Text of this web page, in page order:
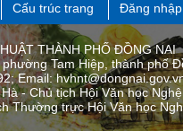
Cấu trúc trang Đăng nhập
THÀNH PHỐ ĐỒNG NAI
Tam Hiệp, thành phố
Email:
- Chủ tịch Hội Văn học
Thường trực Hội Văn học